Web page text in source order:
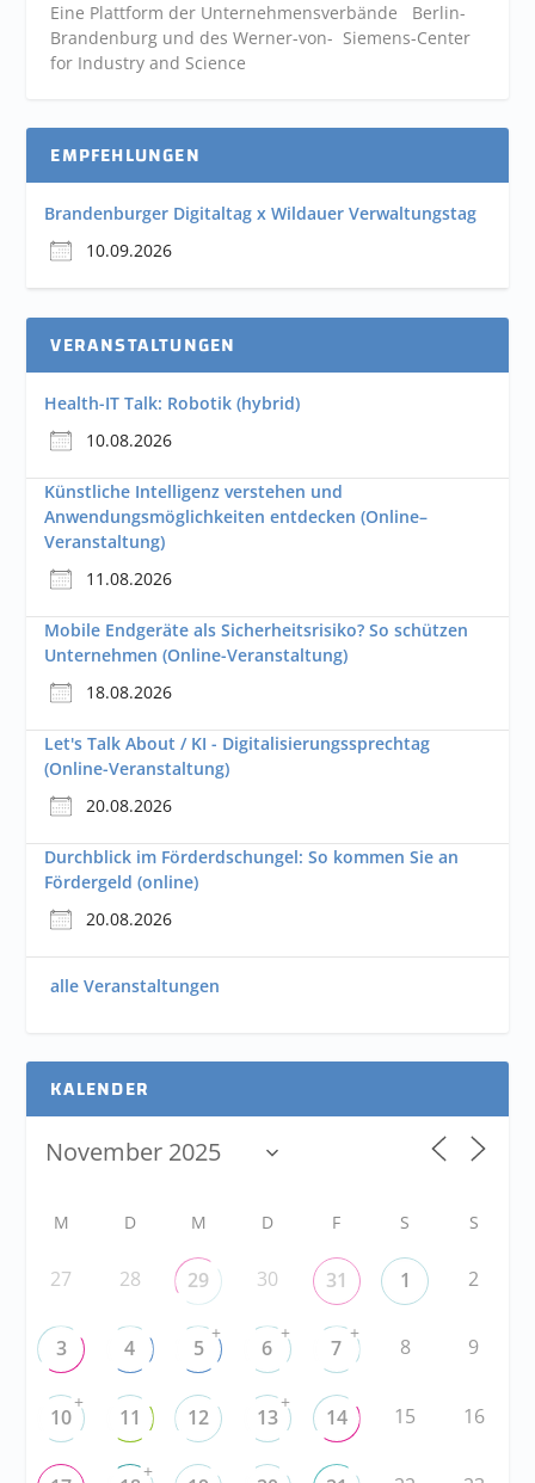
Eine Plattform der Unternehmensverbände Berlin-
Brandenburg und des Werner-von- Siemens-Center
for Industry and Science
EMPFEHLUNGEN
Brandenburger Digitaltag x Wildauer Verwaltungstag
10.09.2026
VERANSTALTUNGEN
Health-IT Talk: Robotik (hybrid)
10.08.2026
Künstliche Intelligenz verstehen und
Anwendungsmöglichkeiten entdecken (Online–
Veranstaltung)
11.08.2026
Mobile Endgeräte als Sicherheitsrisiko? So schützen
Unternehmen (Online-Veranstaltung)
18.08.2026
Let's Talk About / KI - Digitalisierungssprechtag
(Online-Veranstaltung)
20.08.2026
Durchblick im Förderdschungel: So kommen Sie an
Fördergeld (online)
20.08.2026
alle Veranstaltungen
KALENDER
M D M D F S S
27 28 29 30 31 1 2
3 4 5
+
6
+
7
+
8 9
10
+
11 12 13
+
14 15 16
+